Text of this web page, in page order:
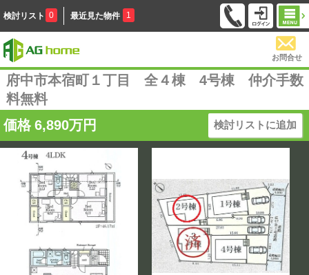
検討リスト 0 最近見た物件 1
お問合せ
府中市本宿町１丁目 全４棟 4号棟 仲介手数
料無料
価格 6,890万円 検討リストに追加